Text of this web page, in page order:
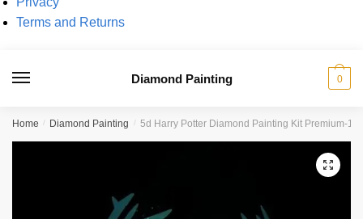
Terms and Returns
Diamond Painting 0
Home / Diamond Painting / 5d Harry Potter Diamond Painting Kit Premium-14
🔍